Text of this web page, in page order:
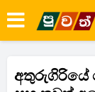
අතුරුගිරියේ